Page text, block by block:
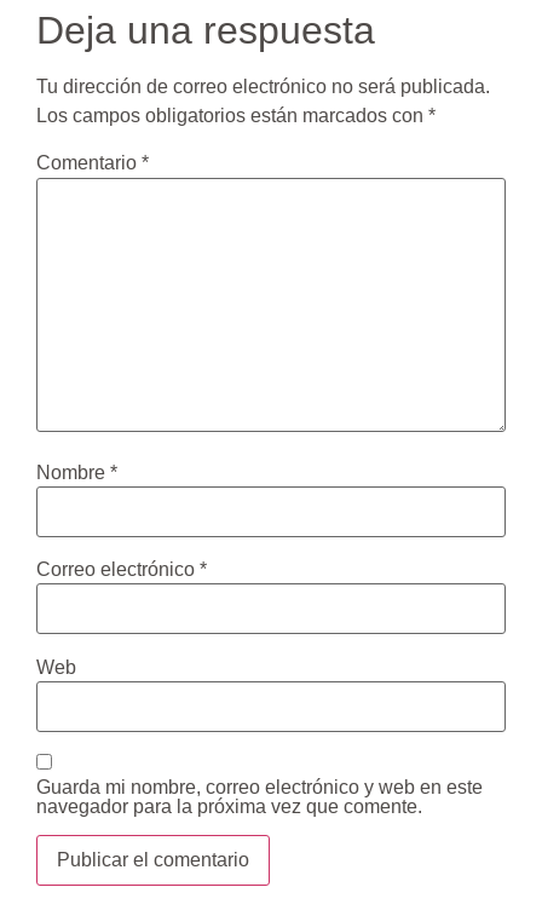
Deja una respuesta
Tu dirección de correo electrónico no será publicada.
Los campos obligatorios están marcados con *
Comentario *
Nombre *
Correo electrónico *
Web
Guarda mi nombre, correo electrónico y web en este
navegador para la próxima vez que comente.